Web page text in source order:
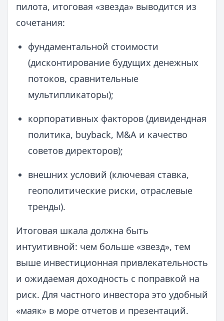
пилота, итоговая «звезда» выводится из
сочетания:
фундаментальной стоимости
(дисконтирование будущих денежных
потоков, сравнительные
мультипликаторы);
корпоративных факторов (дивидендная
политика, buyback, M&A и качество
советов директоров);
внешних условий (ключевая ставка,
геополитические риски, отраслевые
тренды).
Итоговая шкала должна быть
интуитивной: чем больше «звезд», тем
выше инвестиционная привлекательность
и ожидаемая доходность с поправкой на
риск. Для частного инвестора это удобный
«маяк» в море отчетов и презентаций.